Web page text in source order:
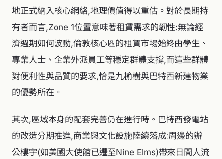
地正式納入核心網絡,地理價值得以重估。對於長期持
有者而言,Zone 1位置意味著租賃需求的韌性:無論經
濟週期如何波動,倫敦核心區的租賃市場始終由學生、
專業人士、企業外派員工等穩定群體支撐,而這些群體
對便利性與品質的要求,恰是九榆樹與巴特西新建物業
的優勢所在。
其次,區域本身的配套完善仍在進行時。巴特西發電站
的改造分期推進,商業與文化設施陸續落成;周邊的辦
公樓宇(如美國大使館已遷至Nine Elms)帶來日間人流